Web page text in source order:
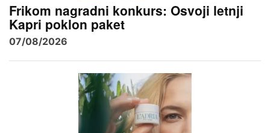
Frikom nagradni konkurs: Osvoji letnji
Kapri poklon paket
07/08/2026